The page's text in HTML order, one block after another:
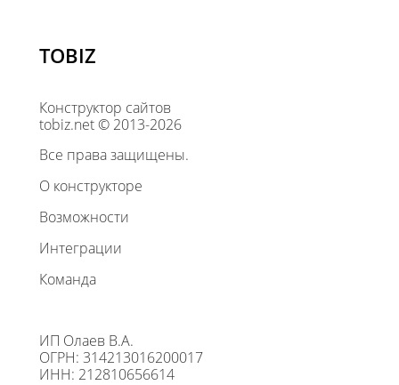
TOBIZ
Конструктор сайтов
tobiz.net © 2013-2026
Все права защищены.
О конструкторе
Возможности
Интеграции
Команда
ИП Олаев В.А.
ОГРН: 314213016200017
ИНН: 212810656614